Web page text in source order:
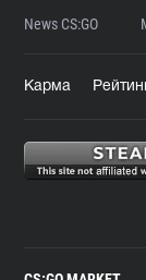
News CS:GO
Карма